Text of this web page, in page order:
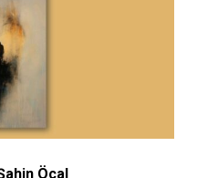
Öcal